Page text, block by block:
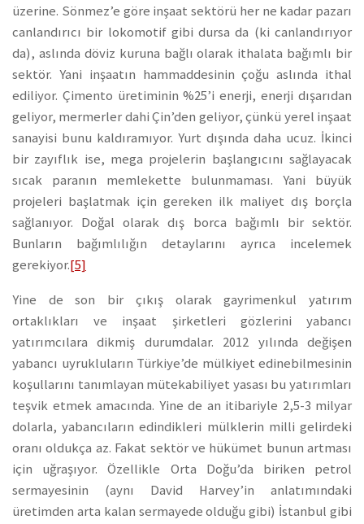
üzerine. Sönmez’e göre inşaat sektörü her ne kadar pazarı
canlandırıcı bir lokomotif gibi dursa da (ki canlandırıyor
da), aslında döviz kuruna bağlı olarak ithalata bağımlı bir
sektör. Yani inşaatın hammaddesinin çoğu aslında ithal
ediliyor. Çimento üretiminin %25’i enerji, enerji dışarıdan
geliyor, mermerler dahi Çin’den geliyor, çünkü yerel inşaat
sanayisi bunu kaldıramıyor. Yurt dışında daha ucuz. İkinci
bir zayıflık ise, mega projelerin başlangıcını sağlayacak
sıcak paranın memlekette bulunmaması. Yani büyük
projeleri başlatmak için gereken ilk maliyet dış borçla
sağlanıyor. Doğal olarak dış borca bağımlı bir sektör.
Bunların bağımlılığın detaylarını ayrıca incelemek
gerekiyor.[5]
Yine de son bir çıkış olarak gayrimenkul yatırım
ortaklıkları ve inşaat şirketleri gözlerini yabancı
yatırımcılara dikmiş durumdalar. 2012 yılında değişen
yabancı uyrukluların Türkiye’de mülkiyet edinebilmesinin
koşullarını tanımlayan mütekabiliyet yasası bu yatırımları
teşvik etmek amacında. Yine de an itibariyle 2,5-3 milyar
dolarla, yabancıların edindikleri mülklerin milli gelirdeki
oranı oldukça az. Fakat sektör ve hükümet bunun artması
için uğraşıyor. Özellikle Orta Doğu’da biriken petrol
sermayesinin (aynı David Harvey’in anlatımındaki
üretimden arta kalan sermayede olduğu gibi) İstanbul gibi